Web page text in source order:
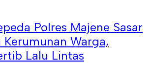
Polres Majene Sasar
Kerumunan Warga,
Lalu Lintas